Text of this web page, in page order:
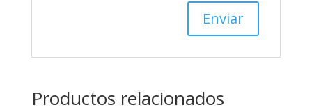
Productos relacionados